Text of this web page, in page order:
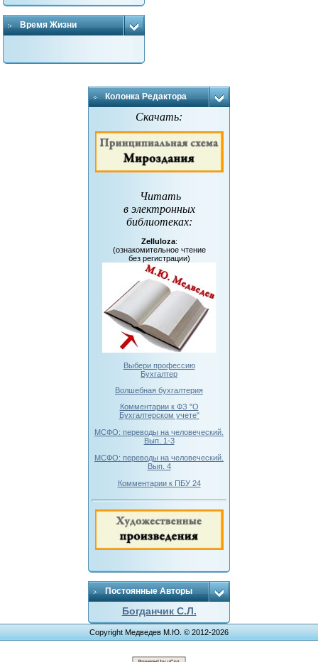
Время Жизни
Колонка Редактора
Скачать:
Читать
в электронных
библиотеках:
Zelluloza:
(ознакомительное чтение
без регистрации)
Выбери профессию
Бухгалтер
Волшебная бухгалтерия
Комментарии к ФЗ "О
Бухгалтерском учете"
МСФО: переводы на человеческий.
Вып. 1-3
МСФО: переводы на человеческий.
Вып. 4
Комментарии к ПБУ 24
Постоянные Авторы
Богданчик С.Л.
Copyright Медведев М.Ю. © 2012-2026